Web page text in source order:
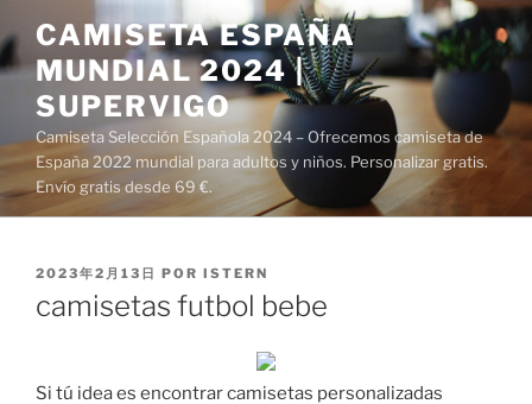
al
contenido
CAMISETA ESPAÑA
MUNDIAL 2024 |
SUPERVIGO
Camiseta Selección Española 2024 – Ofrecemos camiseta de
España 2022 mundial para adultos y niños. Personalizar gratis.
Envío gratis desde 69 €.
PUBLICADO
2023年2月13日 POR ISTERN
camisetas futbol bebe
Si tú idea es encontrar camisetas personalizadas